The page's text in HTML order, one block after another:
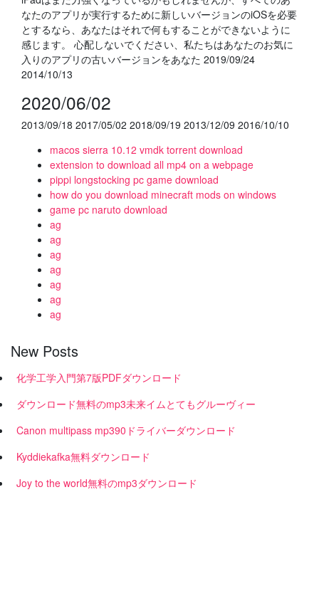
なたのアプリが実行するために新しいバージョンのiOSを必要
とするなら、あなたはそれで何もすることができないように
感じます。 心配しないでください、私たちはあなたのお気に
入りのアプリの古いバージョンをあなた 2019/09/24
2014/10/13
2020/06/02
2013/09/18 2017/05/02 2018/09/19 2013/12/09 2016/10/10
macos sierra 10.12 vmdk torrent download
extension to download all mp4 on a webpage
pippi longstocking pc game download
how do you download minecraft mods on windows
game pc naruto download
ag
ag
ag
ag
ag
ag
ag
New Posts
化学工学入門第7版PDFダウンロード
ダウンロード無料のmp3未来イムとてもグルーヴィー
Canon multipass mp390ドライバーダウンロード
Kyddiekafka無料ダウンロード
Joy to the world無料のmp3ダウンロード